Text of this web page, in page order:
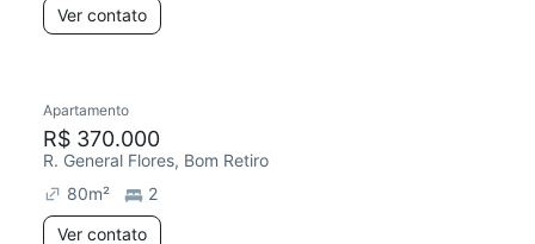
Ver contato
Apartamento
R$ 370.000
R. General Flores, Bom Retiro
80m²
2
Ver contato